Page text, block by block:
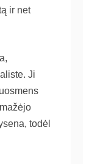
ir net
Ji
todėl